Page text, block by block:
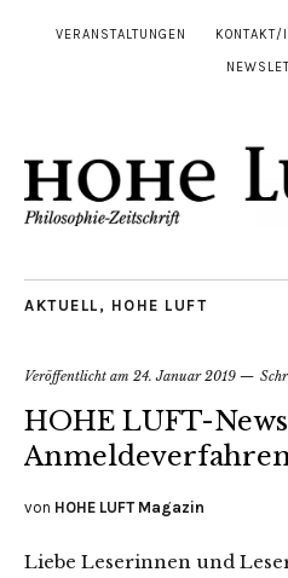
VERANSTALTUNGEN KONTAKT/
AKTUELL , HOHE LUFT
Veröffentlicht am 24. Januar 2019
HOHE LUFT-
von HOHE LUFT Magazin
Liebe Leserinnen und